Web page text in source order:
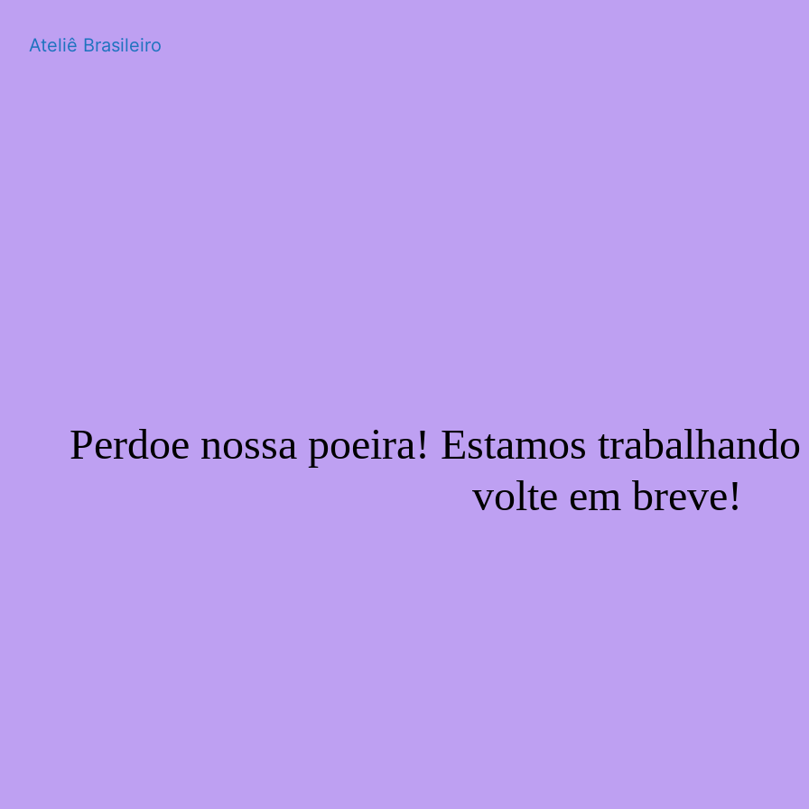
Ateliê Brasileiro
Perdoe nossa poeira! Estamos
volte em breve!